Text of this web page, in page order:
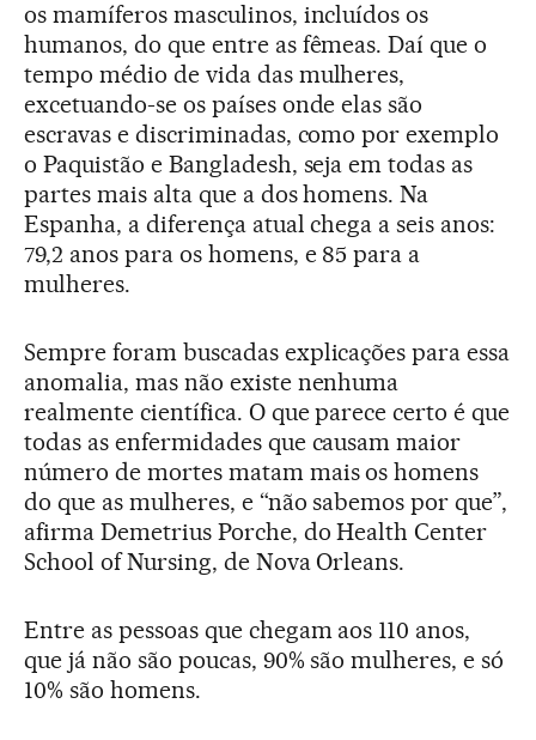
os mamíferos masculinos, incluídos os
humanos, do que entre as fêmeas. Daí que o
tempo médio de vida das mulheres,
excetuando-se os países onde elas são
escravas e discriminadas, como por exemplo
o Paquistão e Bangladesh, seja em todas as
partes mais alta que a dos homens. Na
Espanha, a diferença atual chega a seis anos:
79,2 anos para os homens, e 85 para a
mulheres.
Sempre foram buscadas explicações para essa
anomalia, mas não existe nenhuma
realmente científica. O que parece certo é que
todas as enfermidades que causam maior
número de mortes matam mais os homens
do que as mulheres, e “não sabemos por que”,
afirma Demetrius Porche, do Health Center
School of Nursing, de Nova Orleans.
Entre as pessoas que chegam aos 110 anos,
que já não são poucas, 90% são mulheres, e só
10% são homens.